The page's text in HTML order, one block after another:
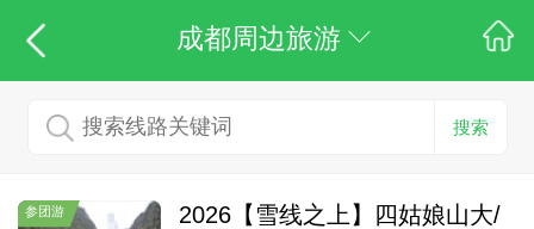
成都周边旅游
搜索
参团游
2026【雪线之上】四姑娘山大/